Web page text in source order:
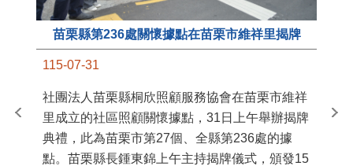
苗栗縣第236處關懷據點在苗栗市維祥里揭牌
115-07-31
社團法人苗栗縣桐欣照顧服務協會在苗栗市維祥
里成立的社區照顧關懷據點，31日上午舉辦揭牌
典禮，此為苗栗市第27個、全縣第236處的據
點。苗栗縣長鍾東錦上午主持揭牌儀式，頒發15
苗